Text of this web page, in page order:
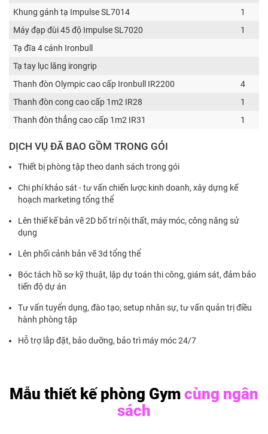
Khung gánh tạ Impulse SL7014
1
Máy đạp đùi 45 độ Impulse SL7020
1
Tạ đĩa 4 cánh Ironbull
Tạ tay lục lăng irongrip
Thanh đòn Olympic cao cấp Ironbull IR2200
4
Thanh đòn cong cao cấp 1m2 IR28
1
Thanh đòn thẳng cao cấp 1m2 IR31
1
DỊCH VỤ ĐÃ BAO GỒM TRONG GÓI
Thiết bị phòng tập theo danh sách trong gói
Chi phí khảo sát - tư vấn chiến lược kinh doanh, xây dựng kế
hoạch marketing tổng thể
Lên thiế kế bản vẽ 2D bố trí nội thất, máy móc, công năng sử
dụng
Lên phối cảnh bản vẽ 3d tổng thể
Bóc tách hồ sơ kỹ thuật, lập dự toán thi công, giám sát, đảm bảo
tiến độ dự án
Tư vấn tuyển dụng, đào tạo, setup nhân sự, tư vấn quản trị điều
hành phòng tập
Hỗ trợ lắp đặt, bảo dưỡng, bảo trì máy móc 24/7
Mẫu thiết kế phòng Gym cùng ngân
sách